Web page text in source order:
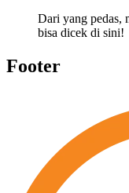
Dari yang pedas,
bisa dicek di sini!
Footer